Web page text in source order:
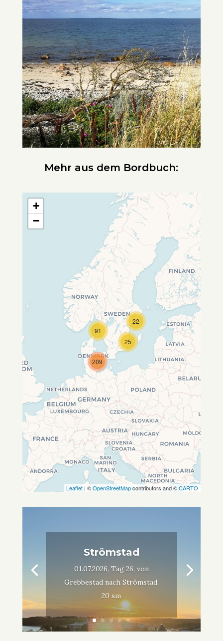
Mehr aus dem Bordbuch:
Travelers' Map wird geladen …
Wenn du dies siehst, nachdem
deine Seite vollständig geladen
wurde, fehlen leafletJS-Dateien.
22
25
209
91
+
−
Leaflet | ©OpenStreetMapcontributors and ©CARTO
Strömstad
01.07.2026, Tag 26, von
Grebbestad nach Strömstad,
20 sm